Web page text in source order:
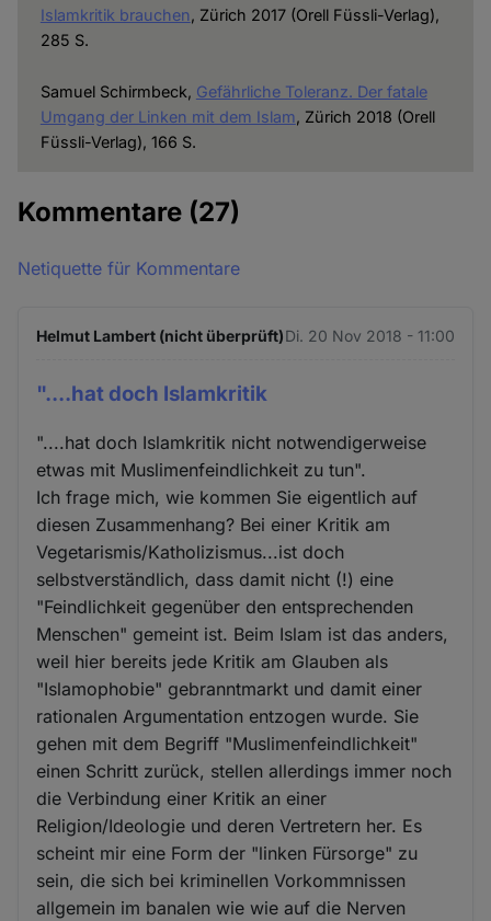
Islamkritik brauchen, Zürich 2017 (Orell Füssli-Verlag),
285 S.
Samuel Schirmbeck, Gefährliche Toleranz. Der fatale
Umgang der Linken mit dem Islam, Zürich 2018 (Orell
Füssli-Verlag), 166 S.
Kommentare (27)
Netiquette für Kommentare
Helmut Lambert (nicht überprüft)Di. 20 Nov 2018 - 11:00
"....hat doch Islamkritik
"....hat doch Islamkritik nicht notwendigerweise
etwas mit Muslimenfeindlichkeit zu tun".
Ich frage mich, wie kommen Sie eigentlich auf
diesen Zusammenhang? Bei einer Kritik am
Vegetarismis/Katholizismus...ist doch
selbstverständlich, dass damit nicht (!) eine
"Feindlichkeit gegenüber den entsprechenden
Menschen" gemeint ist. Beim Islam ist das anders,
weil hier bereits jede Kritik am Glauben als
"Islamophobie" gebranntmarkt und damit einer
rationalen Argumentation entzogen wurde. Sie
gehen mit dem Begriff "Muslimenfeindlichkeit"
einen Schritt zurück, stellen allerdings immer noch
die Verbindung einer Kritik an einer
Religion/Ideologie und deren Vertretern her. Es
scheint mir eine Form der "linken Fürsorge" zu
sein, die sich bei kriminellen Vorkommnissen
allgemein im banalen wie wie auf die Nerven